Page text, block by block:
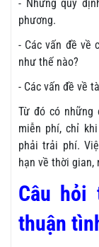
- Những quy
phương.
- Các vấn đề về
như thế nào?
- Các vấn đề về
Từ đó có những
miễn phí, chỉ
phải trải phí.
hạn về thời gian,
Câu hỏi
thuận